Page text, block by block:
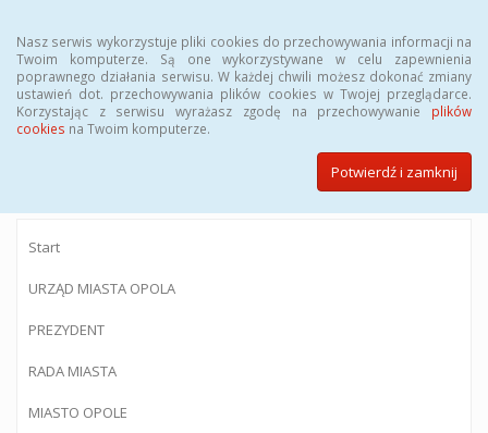
Nasz serwis wykorzystuje pliki cookies do przechowywania informacji na
Twoim komputerze. Są one wykorzystywane w celu zapewnienia
poprawnego działania serwisu. W każdej chwili możesz dokonać zmiany
ustawień dot. przechowywania plików cookies w Twojej przeglądarce.
Korzystając z serwisu wyrażasz zgodę na przechowywanie plików
cookies na Twoim komputerze.
Potwierdź i zamknij
BIULETYN INFORMACJI PUBLICZNEJ
Urzędu Miasta Opola
Start
URZĄD MIASTA OPOLA
PREZYDENT
RADA MIASTA
MIASTO OPOLE